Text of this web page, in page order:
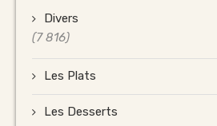
Divers
(7 816)
Les Plats
Les Desserts